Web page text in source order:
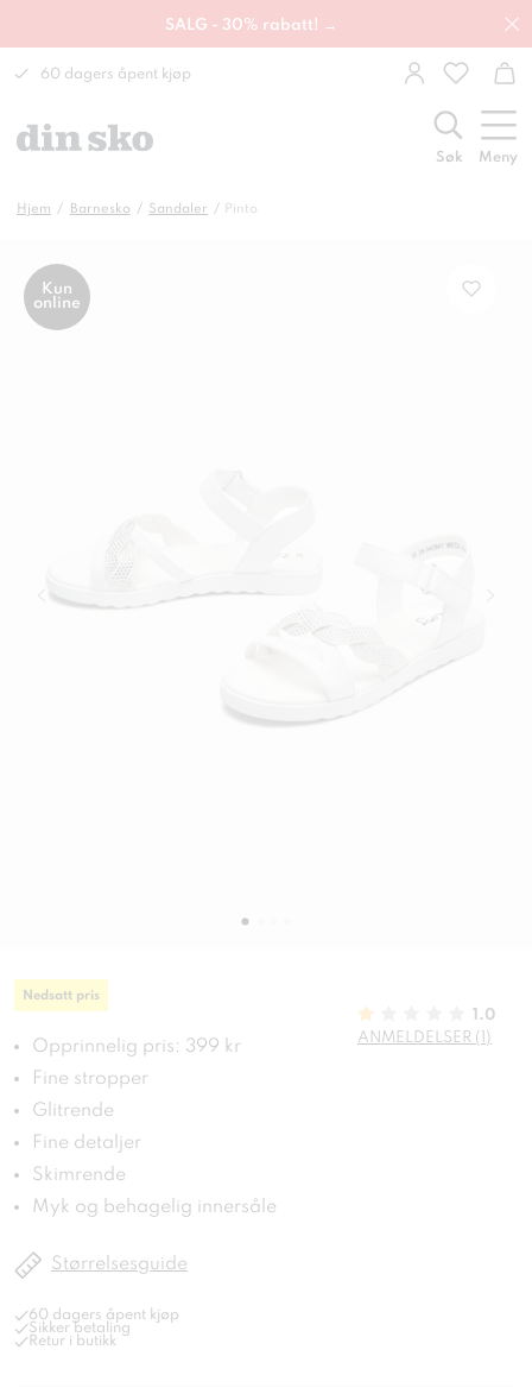
SALG - 30% rabatt! →
60 dagers åpent kjøp
Søk Meny
Hjem Barnesko Sandaler Pinto
Kun
online
Nedsatt pris
Opprinnelig pris: 399 kr
Fine stropper
Glitrende
Fine detaljer
Skimrende
Myk og behagelig innersåle
1.0
ANMELDELSER (1)
Størrelsesguide
60 dagers åpent kjøp
Sikker betaling
Retur i butikk